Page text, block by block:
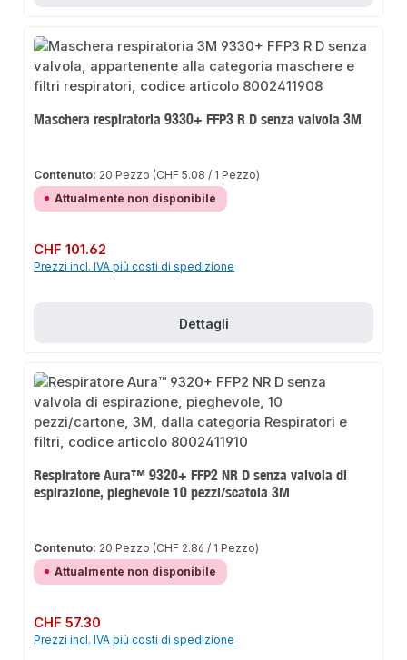
Maschera respiratoria 9330+ FFP3 R D senza valvola 3M
Contenuto: 20 Pezzo (CHF 5.08 / 1 Pezzo)
Attualmente non disponibile
Prezzo normale:
CHF 101.62
Prezzi incl. IVA più costi di spedizione
Dettagli
Respiratore Aura™ 9320+ FFP2 NR D senza valvola di
espirazione, pieghevole 10 pezzi/scatola 3M
Contenuto: 20 Pezzo (CHF 2.86 / 1 Pezzo)
Attualmente non disponibile
Prezzo normale:
CHF 57.30
Prezzi incl. IVA più costi di spedizione